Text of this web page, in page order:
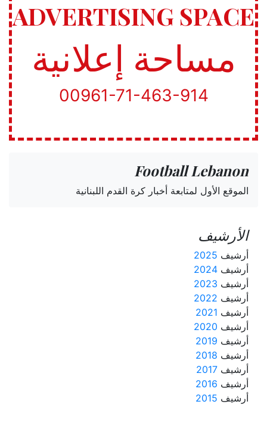
ADVERTISING SPACE
مساحة إعلانية
00961-71-463-914
Football Lebanon
الموقع الأول لمتابعة أخبار كرة القدم اللبنانية
الأرشيف
أرشيف 2025
أرشيف 2024
أرشيف 2023
أرشيف 2022
أرشيف 2021
أرشيف 2020
أرشيف 2019
أرشيف 2018
أرشيف 2017
أرشيف 2016
أرشيف 2015